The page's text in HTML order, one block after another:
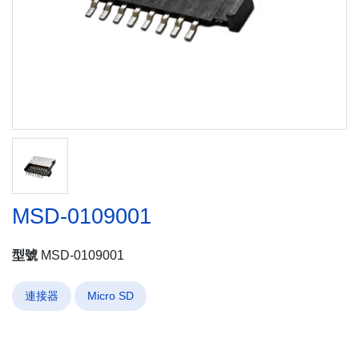
MSD-0109001
型號 MSD-0109001
連接器 Micro SD